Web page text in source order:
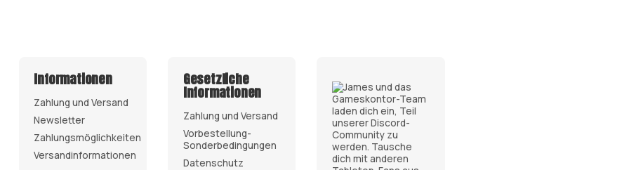
Informationen
Zahlung und Versand
Newsletter
Zahlungsmöglichkeiten
Versandinformationen
Gesetzliche
Informationen
Zahlung und Versand
Vorbestellung-
Sonderbedingungen
Datenschutz